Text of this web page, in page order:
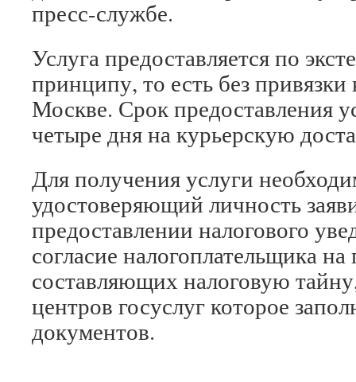
пресс-службе.
Услуга предоставляется по
принципу, то есть без привязки
Москве. Срок предоставления
четыре дня на курьерскую
Для получения услуги
удостоверяющий личность
предоставлении налогового
согласие налогоплательщика
составляющих налоговую
центров госуслуг которое
документов.